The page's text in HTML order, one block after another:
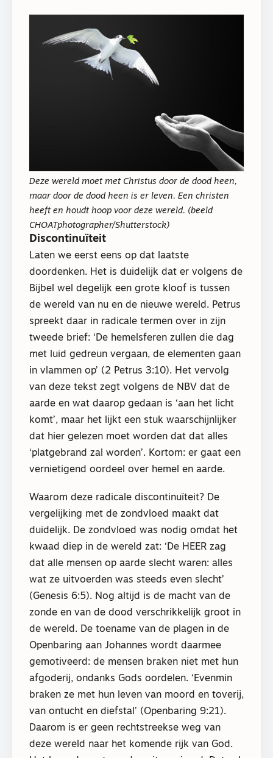
Deze wereld moet met Christus door de dood heen,
maar door de dood heen is er leven. Een christen
heeft en houdt hoop voor deze wereld. (beeld
CHOATphotographer/Shutterstock)
Discontinuïteit
Laten we eerst eens op dat laatste
doordenken. Het is duidelijk dat er volgens de
Bijbel wel degelijk een grote kloof is tussen
de wereld van nu en de nieuwe wereld. Petrus
spreekt daar in radicale termen over in zijn
tweede brief: ‘De hemelsferen zullen die dag
met luid gedreun vergaan, de elementen gaan
in vlammen op’ (2 Petrus 3:10). Het vervolg
van deze tekst zegt volgens de NBV dat de
aarde en wat daarop gedaan is ‘aan het licht
komt’, maar het lijkt een stuk waarschijnlijker
dat hier gelezen moet worden dat dat alles
‘platgebrand zal worden’. Kortom: er gaat een
vernietigend oordeel over hemel en aarde.
Waarom deze radicale discontinuïteit? De
vergelijking met de zondvloed maakt dat
duidelijk. De zondvloed was nodig omdat het
kwaad diep in de wereld zat: ‘De HEER zag
dat alle mensen op aarde slecht waren: alles
wat ze uitvoerden was steeds even slecht’
(Genesis 6:5). Nog altijd is de macht van de
zonde en van de dood verschrikkelijk groot in
de wereld. De toename van de plagen in de
Openbaring aan Johannes wordt daarmee
gemotiveerd: de mensen braken niet met hun
afgoderij, ondanks Gods oordelen. ‘Evenmin
braken ze met hun leven van moord en toverij,
van ontucht en diefstal’ (Openbaring 9:21).
Daarom is er geen rechtstreekse weg van
deze wereld naar het komende rijk van God.